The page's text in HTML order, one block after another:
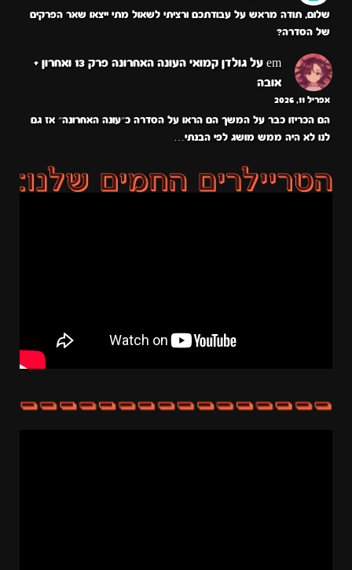
שלום, תודה מראש על עבודתכם ורציתי לשאול מתי ייצאו שאר הפרקים
של הסדרה?
em על
גולדן קמואי העונה האחרונה פרק 13 ואחרון +
אובה
אפריל 11, 2026
הם הכריזו כבר על המשך הם הראו על הסדרה כ״עונה האחרונה״ אז גם
לנו לא היה ממש מושג לפי הבנתי…